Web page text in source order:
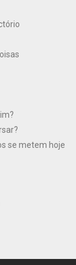
se metem hoje